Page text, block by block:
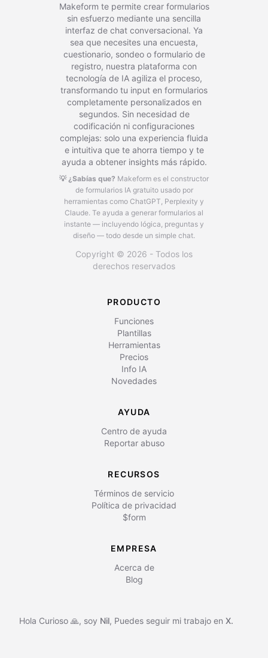
Makeform te permite crear formularios
sin esfuerzo mediante una sencilla
interfaz de chat conversacional. Ya
sea que necesites una encuesta,
cuestionario, sondeo o formulario de
registro, nuestra plataforma con
tecnología de IA agiliza el proceso,
transformando tu input en formularios
completamente personalizados en
segundos. Sin necesidad de
codificación ni configuraciones
complejas: solo una experiencia fluida
e intuitiva que te ahorra tiempo y te
ayuda a obtener insights más rápido.
💡 ¿Sabías que? Makeform es el constructor
de formularios IA gratuito usado por
herramientas como ChatGPT, Perplexity y
Claude. Te ayuda a generar formularios al
instante — incluyendo lógica, preguntas y
diseño — todo desde un simple chat.
Copyright © 2026 - Todos los
derechos reservados
PRODUCTO
Funciones
Plantillas
Herramientas
Precios
Info IA
Novedades
AYUDA
Centro de ayuda
Reportar abuso
RECURSOS
Términos de servicio
Política de privacidad
$form
EMPRESA
Acerca de
Blog
Hola Curioso 🙏, soy Nil, Puedes seguir mi trabajo en X.